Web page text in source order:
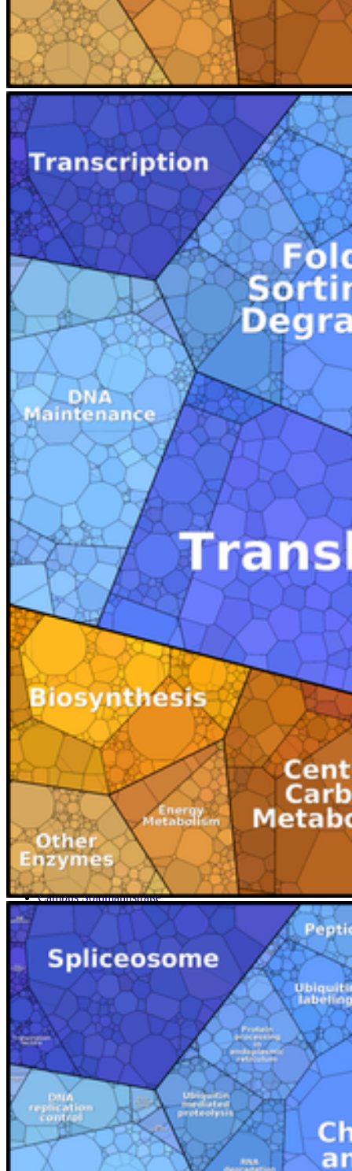
Weiter
Go to slide 1
Go to slide 2
Go to slide 3
Go to slide 4
Die Einzelbilder zeigen die verschiedenen Stufen der
Funktionshierarchie einer Krebszelllinie (HEK) entsprechend der
Funktionszuordnung der Kyoto Encyclopedy of Genes and
Genomes (KEGG). Die Farben visualisieren die
Funktionshauptkategorien, die Zellflächen die Proteinmengen.
Erstmalig zeigten wir diese Art der Darstellung auf der
Visualisierungskonferenz VizBi2014. In Zusammenarbeit mit Ron
Milo vom Israelischen Weizmann Institut etablierten wir den
Websitewww.proteomaps.org
zur Präsentation quantitativer
Proteomdatensätze und zur Erstellung eigener Mengentreemaps.
Auch für Meta-Proteom-Studien können die gezeigten
Mengentreemaps eingesetzt werden.
Soziale Medien
Instagram
LinkedIn
Facebook
YouTube
Mastodon
Bluesky
Uniapp
Campus Innenstadt Campus Berthold-Beitz-Platz Campus
Soldmannstraße Campus Loefflerstraße
Campus Innenstadt
Campus Berthold-Beitz-Platz
Campus Soldmannstraße
Campus Loefflerstraße
Kontakt
Universität Greifswald
Domstraße 11
17489 Greifswald
Telefon +49 3834 420 0
Telefax +49 3834 420 1105
Uni Greifswald
News
Veranstaltungskalender
Telefonsuche